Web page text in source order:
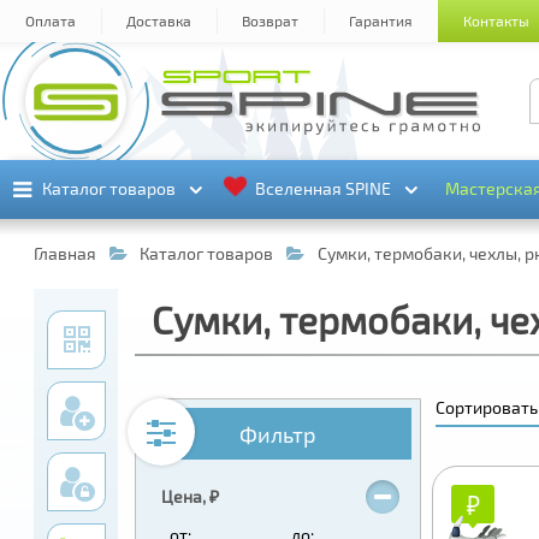
Оплата Доставка Возврат Гарантия Контакты
Каталог товаров
Каталог товаров Вселенная SPINE
Вселенная SPINE
Главная Каталог товаров Сумки, термобаки, чехлы,
Сумки, термобаки,
Фильтр
Цена, ₽
от:
до:
₽
₽